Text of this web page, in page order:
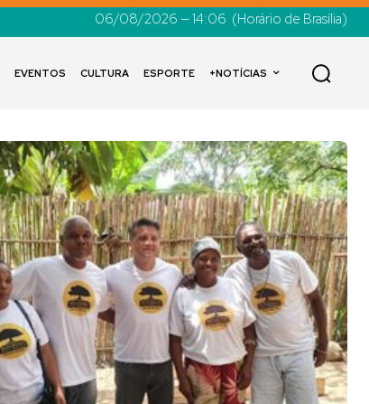
06/08/2026 — 14:06 (Horário de Brasília)
EVENTOS CULTURA ESPORTE +NOTÍCIAS